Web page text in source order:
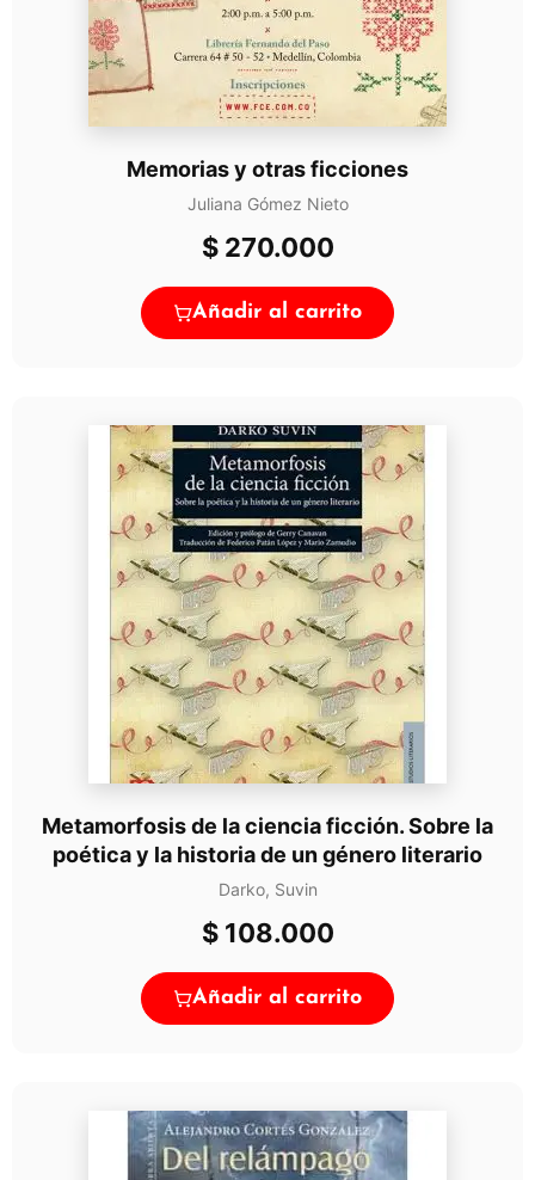
Memorias y otras ficciones
Juliana Gómez Nieto
$270.000
Añadir al carrito
Metamorfosis de la ciencia ficción. Sobre la
poética y la historia de un género literario
Darko, Suvin
$108.000
Añadir al carrito